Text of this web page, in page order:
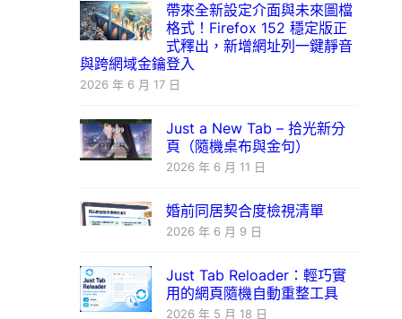
帶來全新設定介面與未來圖檔
格式！Firefox 152 穩定版正
式釋出，新增網址列一鍵靜音
與跨網域金鑰登入
2026 年 6 月 17 日
Just a New Tab – 拾光新分
頁（隨機桌布與金句）
2026 年 6 月 11 日
婚前同居契合度檢視清單
2026 年 6 月 9 日
Just Tab Reloader：輕巧實
用的網頁隨機自動重整工具
2026 年 5 月 18 日